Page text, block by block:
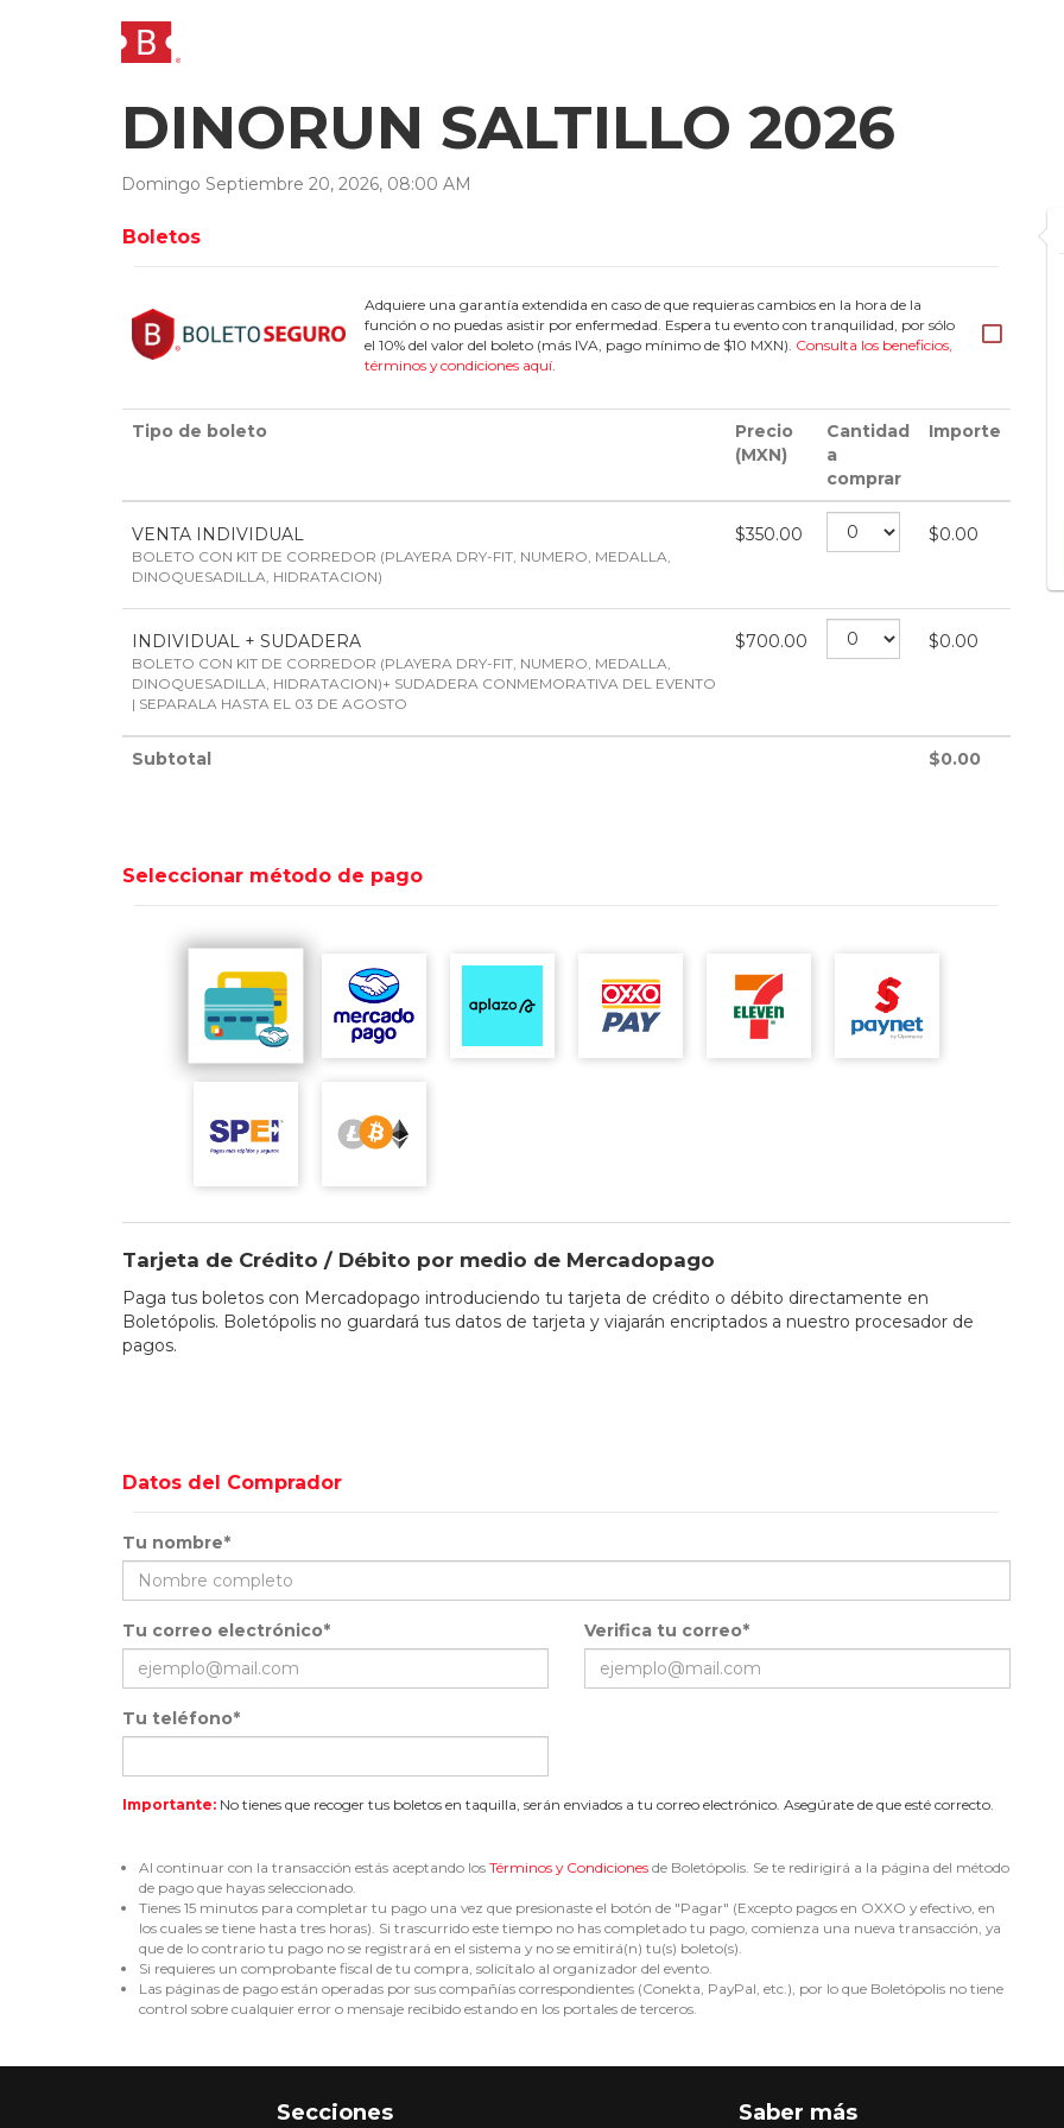
DINORUN SALTILLO 2026
Domingo Septiembre 20, 2026, 08:00 AM
Boletos
Adquiere una garantía extendida en caso de que requieras cambios en la hora de la
función o no puedas asistir por enfermedad. Espera tu evento con tranquilidad, por sólo
el 10% del valor del boleto (más IVA, pago mínimo de $10 MXN). Consulta los beneficios,
términos y condiciones aquí.
Tipo de boleto
Precio
(MXN)
Cantidad
a
comprar
Importe
VENTA INDIVIDUAL
BOLETO CON KIT DE CORREDOR (PLAYERA DRY-FIT, NUMERO, MEDALLA,
DINOQUESADILLA, HIDRATACION)
$350.00 $0.00
INDIVIDUAL + SUDADERA
BOLETO CON KIT DE CORREDOR (PLAYERA DRY-FIT, NUMERO, MEDALLA,
DINOQUESADILLA, HIDRATACION)+ SUDADERA CONMEMORATIVA DEL EVENTO
| SEPARALA HASTA EL 03 DE AGOSTO
$700.00 $0.00
Subtotal $0.00
Seleccionar método de pago
Tarjeta de Crédito / Débito por medio de Mercadopago
Paga tus boletos con Mercadopago introduciendo tu tarjeta de crédito o débito directamente en
Boletópolis. Boletópolis no guardará tus datos de tarjeta y viajarán encriptados a nuestro procesador de
pagos.
Datos del Comprador
Tu nombre*
Tu correo electrónico* Verifica tu correo*
Tu teléfono*
Importante: No tienes que recoger tus boletos en taquilla, serán enviados a tu correo electrónico. Asegúrate de que esté correcto.
Al continuar con la transacción estás aceptando los Términos y Condiciones de Boletópolis. Se te redirigirá a la página del método
de pago que hayas seleccionado.
Tienes 15 minutos para completar tu pago una vez que presionaste el botón de "Pagar" (Excepto pagos en OXXO y efectivo, en
los cuales se tiene hasta tres horas). Si trascurrido este tiempo no has completado tu pago, comienza una nueva transacción, ya
que de lo contrario tu pago no se registrará en el sistema y no se emitirá(n) tu(s) boleto(s).
Si requieres un comprobante fiscal de tu compra, solicítalo al organizador del evento.
Las páginas de pago están operadas por sus compañías correspondientes (Conekta, PayPal, etc.), por lo que Boletópolis no tiene
control sobre cualquier error o mensaje recibido estando en los portales de terceros.
Secciones Saber más